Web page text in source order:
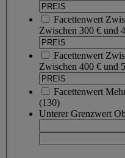
Facettenwert
Zwischen 300 € und
Facettenwert
Zwischen 400 € und
Facettenwert
(130)
Unterer Grenzwert